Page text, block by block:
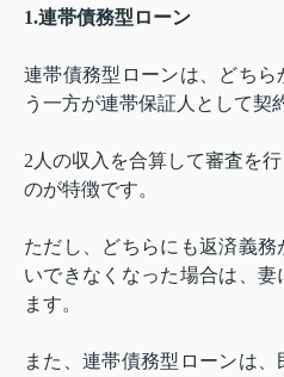
1.連帯債務型ローン
連帯債務型ローンは、どち
う一方が連帯保証人として契
2 人の収入を合算して審査を
のが特徴です。
ただし、どちらにも返済義
いできなくなった場合は、妻
ます。
また、連帯債務型ローンは